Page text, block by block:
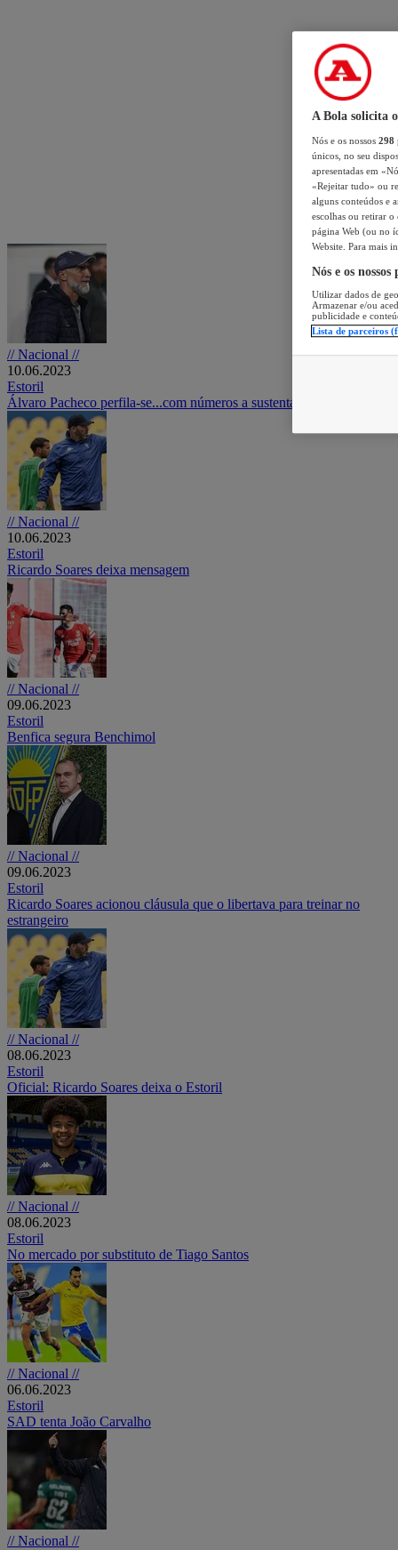
// Nacional //
10.06.2023
Estoril
Álvaro Pacheco perfila-se...com números a sustentá-lo
// Nacional //
10.06.2023
Estoril
Ricardo Soares deixa mensagem
// Nacional //
09.06.2023
Estoril
Benfica segura Benchimol
// Nacional //
09.06.2023
Estoril
Ricardo Soares acionou cláusula que o libertava para treinar no
estrangeiro
// Nacional //
08.06.2023
Estoril
Oficial: Ricardo Soares deixa o Estoril
// Nacional //
08.06.2023
Estoril
No mercado por substituto de Tiago Santos
// Nacional //
06.06.2023
Estoril
SAD tenta João Carvalho
// Nacional //
A Bola solicita
Nós e os nossos 298
únicos, no seu
apresentadas em
«Rejeitar tudo» ou
alguns conteúdos e
escolhas ou retirar
página Web (ou no
Website. Para mais
Nós e os
Utilizar dados de
Armazenar e/ou
publicidade e
Lista de parceiros